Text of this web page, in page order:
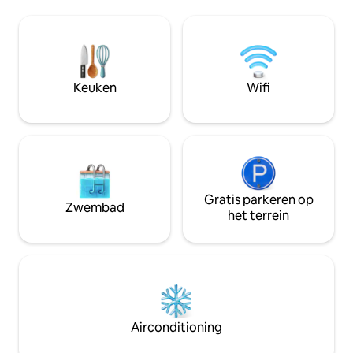
anders.Volautomatisch
koffiezetapparaat altijd beschikbaar.
Een panoramisch uitzicht op het Nasu
Shiobara-plateau vanaf de eerste
buurt en alleen het bos en de lucht zijn
verheft of als het gelach weerklinkt. ◆
Geniet van een barbecue terwijl je
geniet van het uitzicht vanaf het balkon
dat verbonden is met de
woonkamer.Natuurlijk kan het zelfs op
regenachtige dagen worden gehouden.
warmwaterbad dat rechtstreeks uit de
bron van de berg Nasu wordt gevoed.Er
zijn 2 douches.De nieuwste houtkachel
heeft ook automatische
terras kunnen
(authentieke
bijeenkomsten
zorgen te maken
rivier vanaf de veranda. U
hangmat
op afstand werkt. 's Nachts strekt de
sterrenhemel
het openluchtbad. Je kunt zowel op
eerste als op de
Gemakkelijke
Keuken Wifi
Zwembad
Gratis parkeren op
het terrein
Airconditioning